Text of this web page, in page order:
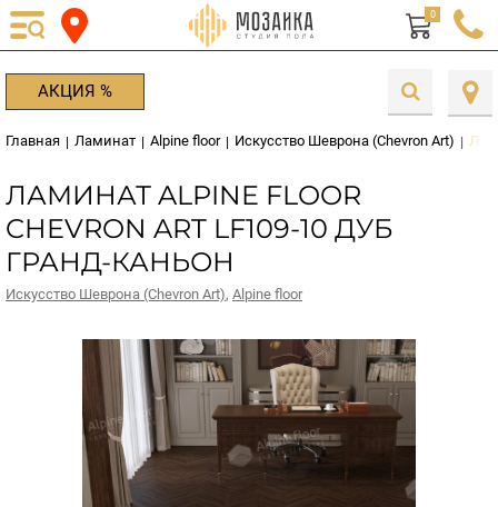
0
АКЦИЯ %
Главная | Ламинат | Alpine floor | Искусство Шеврона (Chevron Art) |
ЛАМИНАТ ALPINE FLOOR
CHEVRON ART LF109-10 ДУБ
ГРАНД-КАНЬОН
Искусство Шеврона (Chevron Art), Alpine floor